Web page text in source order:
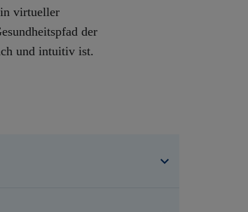
virtueller
der
und intuitiv ist.